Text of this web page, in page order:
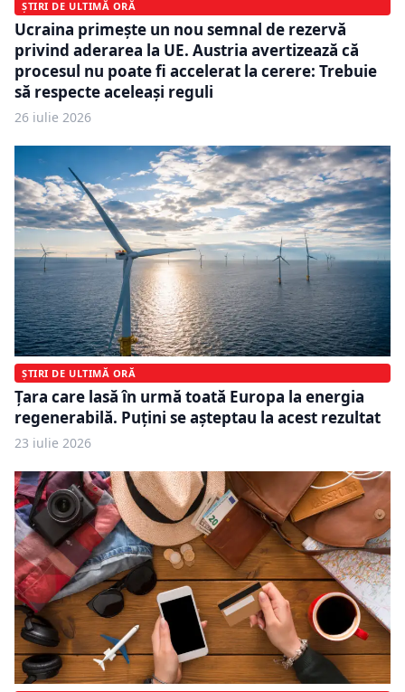
ȘTIRI DE ULTIMĂ ORĂ
Ucraina primește un nou semnal de rezervă
privind aderarea la UE. Austria avertizează că
procesul nu poate fi accelerat la cerere: Trebuie
să respecte aceleași reguli
26 iulie 2026
ȘTIRI DE ULTIMĂ ORĂ
Țara care lasă în urmă toată Europa la energia
regenerabilă. Puțini se așteptau la acest rezultat
23 iulie 2026